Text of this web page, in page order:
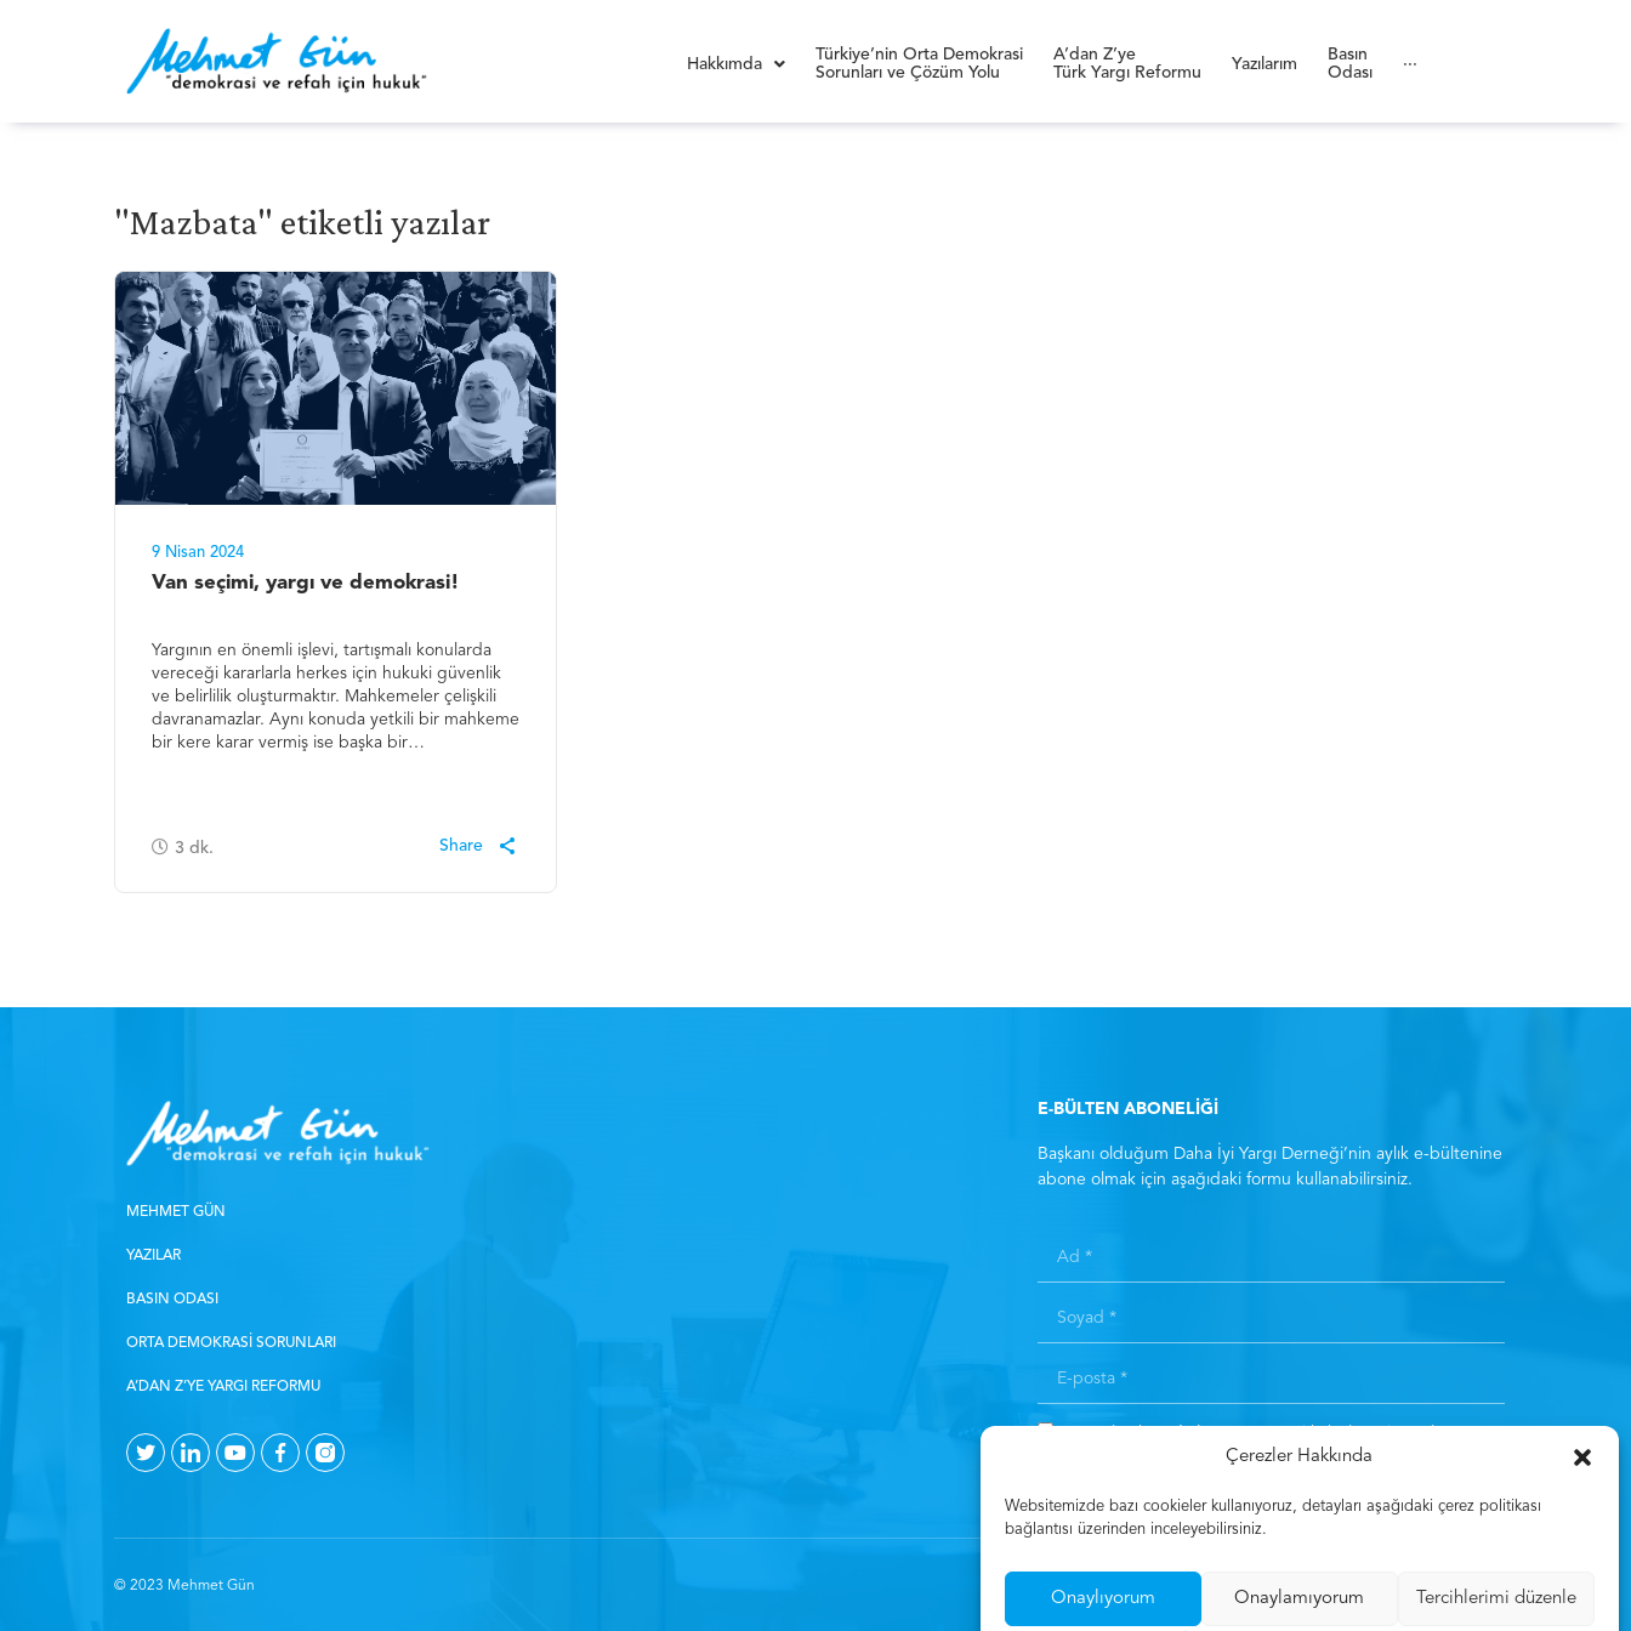
Çerezler Hakkında
Websitemizde bazı cookieler kullanıyoruz, detayları aşağıdaki çerez politikası
bağlantısı üzerinden inceleyebilirsiniz.
Onaylıyorum Onaylamıyorum Tercihlerimi düzenle
Hakkımda
Türkiye’nin Orta Demokrasi
Sorunları ve Çözüm Yolu
A’dan Z’ye
Türk Yargı Reformu
Yazılarım
Basın
Odası
···
"Mazbata" etiketli yazılar
9 Nisan 2024
Van seçimi, yargı ve demokrasi!
Yargının en önemli işlevi, tartışmalı konularda
vereceği kararlarla herkes için hukuki güvenlik
ve belirlilik oluşturmaktır. Mahkemeler çelişkili
davranamazlar. Aynı konuda yetkili bir mahkeme
bir kere karar vermiş ise başka bir…
3 dk.
MEHMET GÜN
YAZILAR
BASIN ODASI
ORTA DEMOKRASI SORUNLARI
A’DAN Z’YE YARGI REFORMU
E-BÜLTEN ABONELİĞİ
Başkanı olduğum Daha İyi Yargı Derneği’nin aylık e-bültenine
abone olmak için aşağıdaki formu kullanabilirsiniz.
© 2023 Mehmet Gün